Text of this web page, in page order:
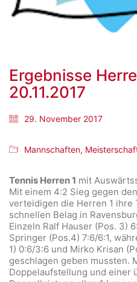
Ergebnisse
20.11.2017
29. November 2017
Mannschaften,
Tennis Herren 1 mit
Mit einem 4:2 Sieg gegen
verteidigen die Herren 1 ihre
schnellen Belag in
Einzeln Ralf Hauser (Pos. 3)
Springer (Pos.4) 7:6/6:1,
1) 0:6/3:6 und Mirko Krisan
geschlagen geben mussten.
Doppelaufstellung und einer